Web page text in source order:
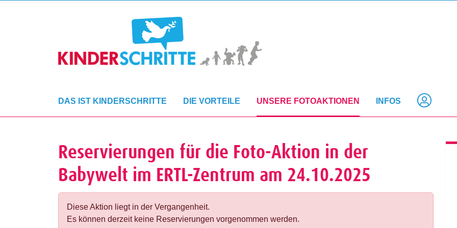
DAS IST KINDERSCHRITTE DIE VORTEILE UNSERE FOTOAKTIONEN INFOS
Reservierungen für die Foto-Aktion in der
Babywelt im ERTL-Zentrum am 24.10.2025
Diese Aktion liegt in der Vergangenheit.
Es können derzeit keine Reservierungen vorgenommen werden.